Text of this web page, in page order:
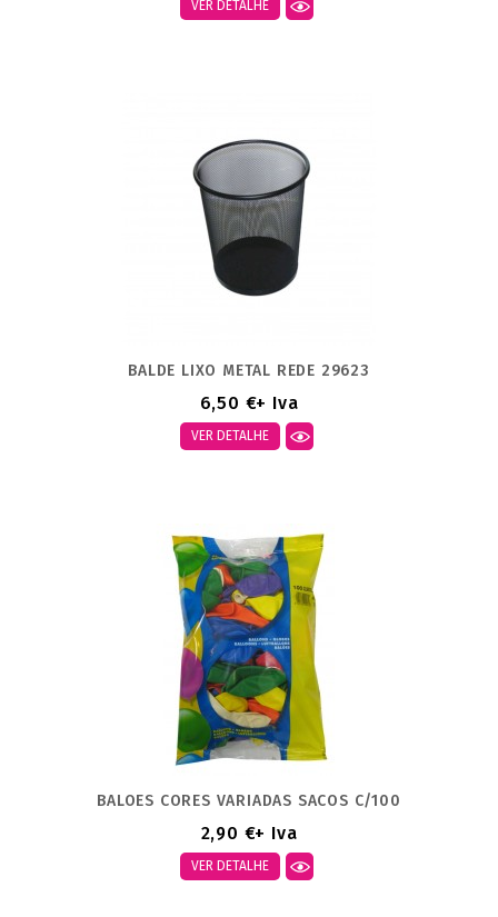
VER DETALHE
BALDE LIXO METAL REDE 29623
6,50 €+ Iva
VER DETALHE
BALOES CORES VARIADAS SACOS C/100
2,90 €+ Iva
VER DETALHE